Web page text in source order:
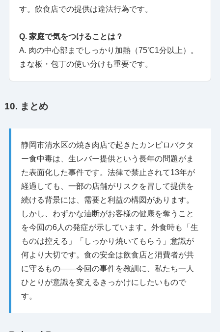
す。飲食店での提供は違法行為です。
Q. 家庭で気をつけることは？
A. 肉の中心部までしっかり加熱（75℃1分以上）。
まな板・包丁の使い分けも重要です。
10. まとめ
静岡市清水区の焼き肉店で起きたカンピロバクタ
ー食中毒は、生レバー提供という長年の問題がま
た表面化した事件です。法律で禁止されて13年が
経過しても、一部の店舗がリスクを冒して提供を
続ける背景には、需要と利益の構図があります。
しかし、わずかな油断がお客様の健康を奪うこと
を今回の6人の発症が示しています。外食時も「生
ものは控える」「しっかり焼いてもらう」意識が
何より大切です。食の安全は飲食店と消費者が共
に守るもの――今回の事件を教訓に、私たち一人
ひとりが意識を変えるきっかけにしたいもので
す。